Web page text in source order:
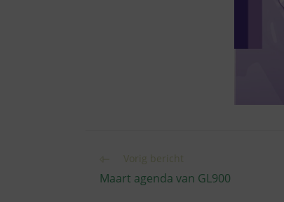
meer
artikelen
Vorig bericht
Maart agenda van GL900